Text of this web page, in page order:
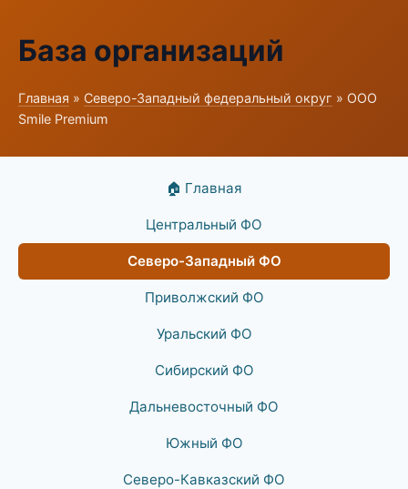
База организаций
Главная » Северо-Западный федеральный округ » ООО
Smile Premium
🏠 Главная
Центральный ФО
Северо-Западный ФО
Приволжский ФО
Уральский ФО
Сибирский ФО
Дальневосточный ФО
Южный ФО
Северо-Кавказский ФО